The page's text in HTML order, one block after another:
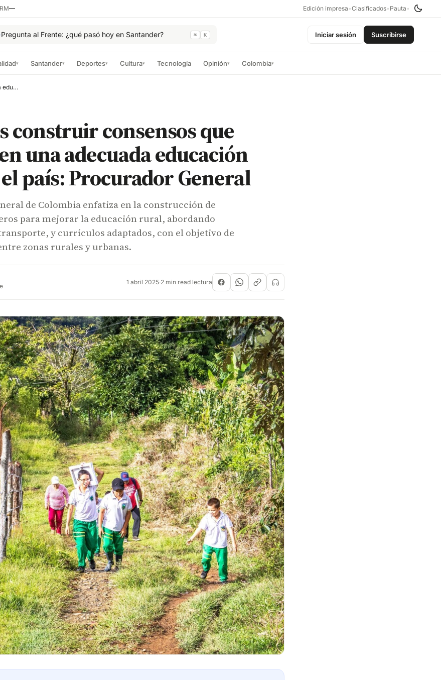
— Edición impresa •Clasificados• Pauta •
Pregunta al Frente: ¿qué pasó hoy en Santander? ⌘ K Iniciar sesión Suscribirse
▾ Santander▾ Deportes▾ Cultura▾ Tecnología Opinión▾ Colombia▾
Debemos construir consensos que garanticen una adecuada educación rural en el país: Procurador General
construir consensos que
una adecuada educación
país: Procurador General
de Colombia enfatiza en la construcción de
para mejorar la educación rural, abordando
y currículos adaptados, con el objetivo de
zonas rurales y urbanas.
1 abril 2025·2 min read lectura